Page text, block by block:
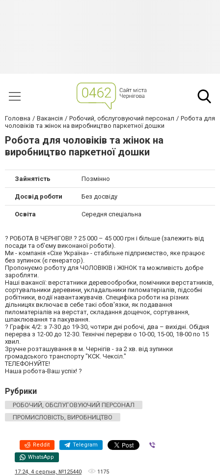
Головна Вакансія Робочий, обслуговуючий персонал
Робота для
чоловіків та жінок на виробництво паркетної дошки
Робота для чоловіків та жінок на
виробництво паркетної дошки
Зайнятість Позмінно
Досвід роботи Без досвіду
Освіта Середня спеціальна
? РОБОТА В ЧЕРНІГОВІ! ? 25 000 – 45 000 грн і більше (залежить від
посади та об’єму виконаної роботи).
Ми - компанія «Сіхе Україна» - стабільне підприємство, яке працює
без зупинок (є генератор).
Пропонуємо роботу для ЧОЛОВІКІВ і ЖІНОК та можливість добре
заробляти.
Наші вакансії: верстатники деревообробки, помічники верстатників,
сортувальники деревини, укладальники пиломатеріалів, підсобні
робітники, водії навантажувачів. Специфіка роботи на різних
дільницях включає в себе такі обов'язки, як подавання
пиломатеріалів на верстат, складання дощечок, сортування,
шпаклювання та пакування.
? Графік 4/2: з 7-30 до 19-30, чотири дні робочі, два – вихідні. Обідня
перерва з 12-00 до 12-30. Технічні перерви о 10-00, 15-00, 18-00 по 15
хвил.
Зручне розташування в м. Чернігів - за 2 хв. від зупинки
громадського транспорту "КСК. Чексіл."
ТЕЛЕФОНУЙТЕ!
Наша робота-Ваш успіх! ?
Рубрики
РОБОЧИЙ, ОБСЛУГОВУЮЧИЙ ПЕРСОНАЛ
ПРОМИСЛОВІСТЬ, ВИРОБНИЦТВО
Reddit Telegram
WhatsApp
17:24, 4 серпня, №125440 1175